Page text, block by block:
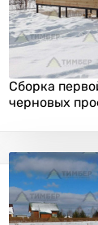
Сборка
черновых